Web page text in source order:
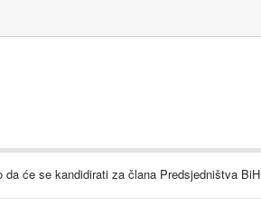
da će se kandidirati za člana Predsjedništva BiH